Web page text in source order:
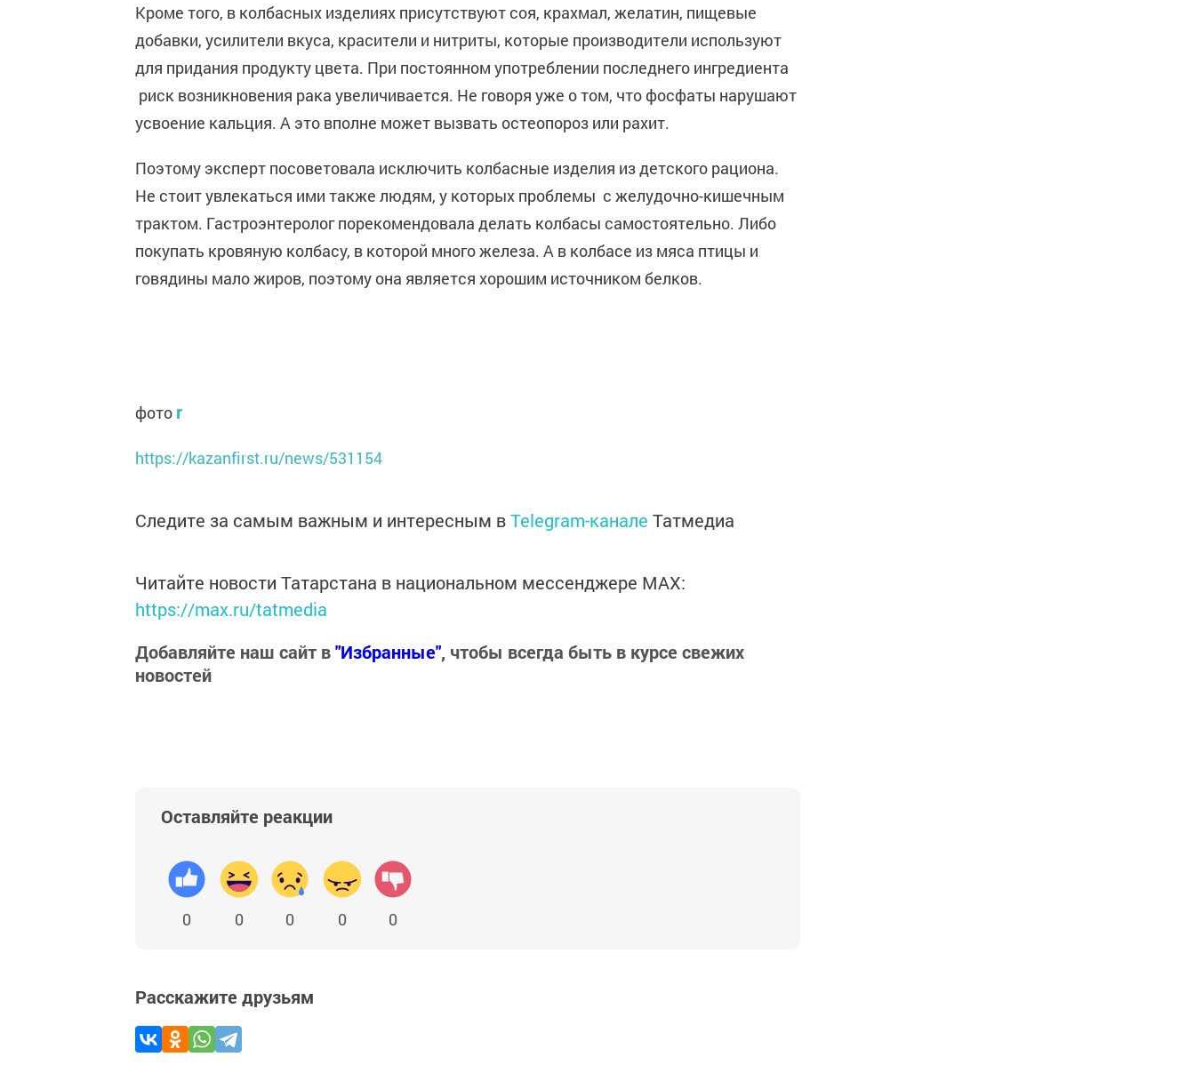
Кроме того, в колбасных изделиях присутствуют соя, крахмал, желатин, пищевые
добавки, усилители вкуса, красители и нитриты, которые производители используют
для придания продукту цвета. При постоянном употреблении последнего ингредиента
риск возникновения рака увеличивается. Не говоря уже о том, что фосфаты нарушают
усвоение кальция. А это вполне может вызвать остеопороз или рахит.
Поэтому эксперт посоветовала исключить колбасные изделия из детского рациона.
Не стоит увлекаться ими также людям, у которых проблемы с желудочно-кишечным
трактом. Гастроэнтеролог порекомендовала делать колбасы самостоятельно. Либо
покупать кровяную колбасу, в которой много железа. А в колбасе из мяса птицы и
говядины мало жиров, поэтому она является хорошим источником белков.
фото r
https://kazanfirst.ru/news/531154
Следите за самым важным и интересным вTelegram-канале Татмедиа
Читайте новости Татарстана в национальном мессенджере MАХ:
https://max.ru/tatmedia
Добавляйте наш сайт в"Избранные", чтобы всегда быть в курсе свежих
новостей
Оставляйте реакции
0 0 0 0 0
Расскажите друзьям